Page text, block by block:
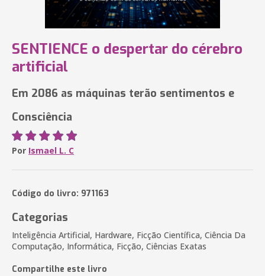
SENTIENCE o despertar do cérebro
artificial
Em 2086 as máquinas terão sentimentos e
Consciência
Por Ismael L. C
Código do livro: 971163
Categorias
Inteligência Artificial, Hardware, Ficção Científica, Ciência Da
Computação, Informática, Ficção, Ciências Exatas
Compartilhe este livro